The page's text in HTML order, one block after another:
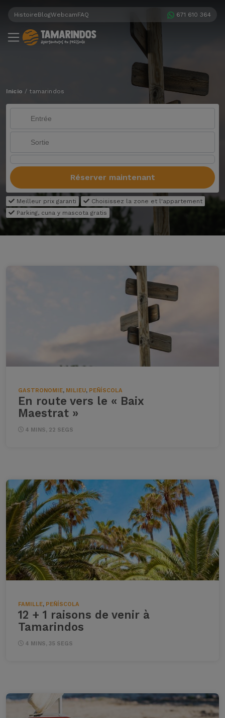
HistoireBlogWebcamFAQ 671 610 364
Inicio / tamarindos
Réserver maintenant
Meilleur prix garanti
Choisissez la zone et l'appartement
Parking, cuna y mascota gratis
GASTRONOMIE, MILIEU, PEÑÍSCOLA
En route vers le « Baix
Maestrat »
4 MINS, 22 SEGS
FAMILLE, PEÑÍSCOLA
12 + 1 raisons de venir à
Tamarindos
4 MINS, 35 SEGS